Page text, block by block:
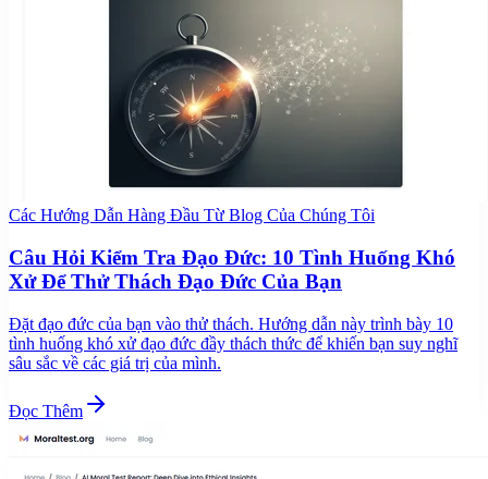
Các Hướng Dẫn Hàng Đầu Từ Blog Của Chúng Tôi
Câu Hỏi Kiểm Tra Đạo Đức: 10 Tình Huống Khó
Xử Để Thử Thách Đạo Đức Của Bạn
Đặt đạo đức của bạn vào thử thách. Hướng dẫn này trình bày 10
tình huống khó xử đạo đức đầy thách thức để khiến bạn suy nghĩ
sâu sắc về các giá trị của mình.
Đọc Thêm